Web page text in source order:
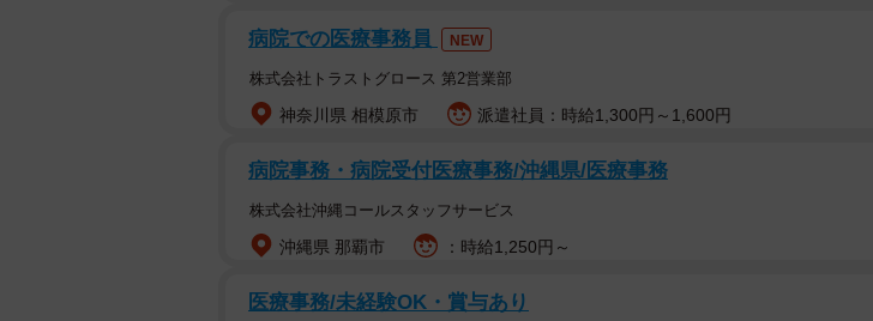
病院での医療事務員 NEW
株式会社トラストグロース 第2営業部
神奈川県 相模原市 派遣社員：時給1,300円～1,600円
病院事務・病院受付医療事務/沖縄県/医療事務
株式会社沖縄コールスタッフサービス
沖縄県 那覇市 ：時給1,250円～
医療事務/未経験OK・賞与あり